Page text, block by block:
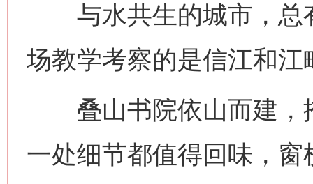
与水共生的城市，总
场教学考察的是信江和江
叠山书院依山而建，
一处细节都值得回味，